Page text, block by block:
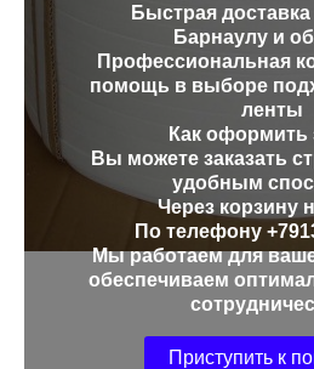
Быстрая
Барнаулу и
Профессиональная
помощь в выборе
ленты
Как оформить
Вы можете заказать
удобным
Через корзину
По телефону
Мы работаем для
обеспечиваем
Приступить к